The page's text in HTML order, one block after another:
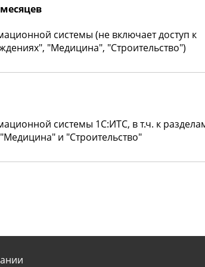
системы (не включает доступ к
"Медицина", "Строительство")
системы 1С:ИТС, в т.ч. к
и "Строительство"